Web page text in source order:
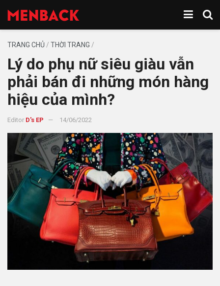
TRANG CHỦ / THỜI TRANG /
Lý do phụ nữ siêu giàu vẫn
phải bán đi những món hàng
hiệu của mình?
Editor D's EP 14/06/2022